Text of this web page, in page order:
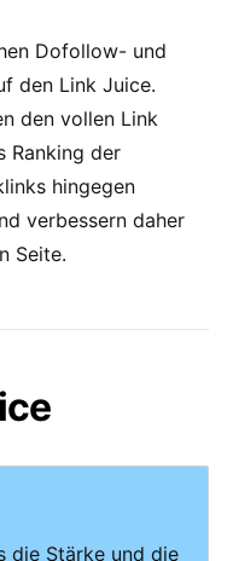
Dofollow- und
den Link Juice.
den vollen Link
Ranking der
hingegen
verbessern daher
Seite.
die Stärke und die